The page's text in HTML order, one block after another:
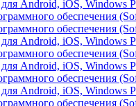
Android, iOS, Windows
обеспечения
обеспечения
Android, iOS, Windows
обеспечения
Android, iOS, Windows
обеспечения
Android, iOS, Windows
обеспечения